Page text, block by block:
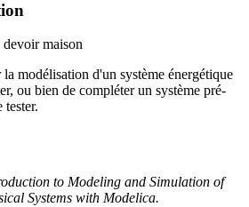
maison
modélisation d'un système énergétique
ou bien de compléter un système pré-
tester.
to Modeling and Simulation of
Systems with Modelica.